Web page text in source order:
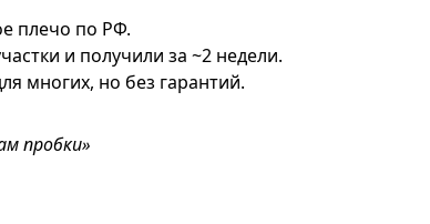
плечо по РФ.
и получили за ~2 недели.
многих, но без гарантий.
пробки»